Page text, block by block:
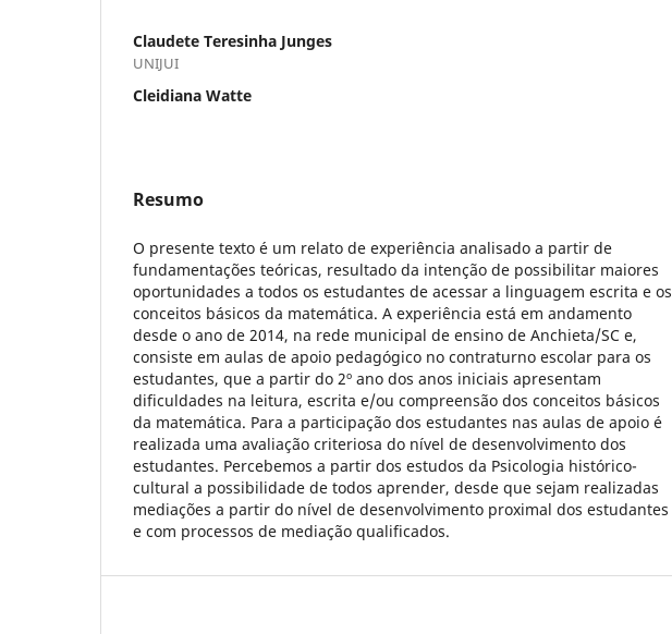
Claudete Teresinha Junges
UNIJUI
Cleidiana Watte
Resumo
O presente texto é um relato de experiência analisado a partir de
fundamentações teóricas, resultado da intenção de possibilitar maiores
oportunidades a todos os estudantes de acessar a linguagem escrita e os
conceitos básicos da matemática. A experiência está em andamento
desde o ano de 2014, na rede municipal de ensino de Anchieta/SC e,
consiste em aulas de apoio pedagógico no contraturno escolar para os
estudantes, que a partir do 2º ano dos anos iniciais apresentam
dificuldades na leitura, escrita e/ou compreensão dos conceitos básicos
da matemática. Para a participação dos estudantes nas aulas de apoio é
realizada uma avaliação criteriosa do nível de desenvolvimento dos
estudantes. Percebemos a partir dos estudos da Psicologia histórico-
cultural a possibilidade de todos aprender, desde que sejam realizadas
mediações a partir do nível de desenvolvimento proximal dos estudantes
e com processos de mediação qualificados.